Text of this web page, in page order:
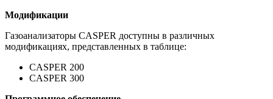
Модификации
Газоанализаторы CASPER доступны в различных
модификациях, представленных в таблице:
CASPER 200
CASPER 300